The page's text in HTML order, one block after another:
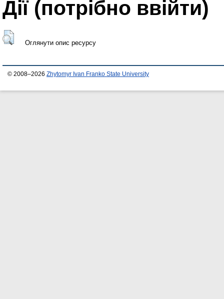
Дії ​​(потрібно ввійти)
Оглянути опис ресурсу
© 2008–2026 Zhytomyr Ivan Franko State University